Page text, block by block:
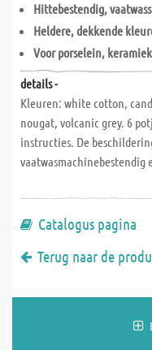
Hittebestendig,
Heldere, dekkende
Voor porselein,
details -
Kleuren: white cotton,
nougat, volcanic grey. 6
instructies. De
vaatwasmachinebestendig
Catalogus pagina
Terug naar de